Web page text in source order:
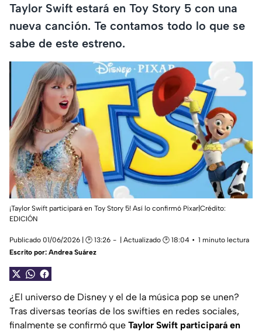
Taylor Swift estará en Toy Story 5 con una
nueva canción. Te contamos todo lo que se
sabe de este estreno.
¡Taylor Swift participará en Toy Story 5! Así lo confirmó Pixar|Crédito:
EDICIÓN
Publicado 01/06/2026 | 🕑 13:26 | Actualizado 🕑 18:04
1 minuto lectura
Escrito por: Andrea Suárez
¿El universo de Disney y el de la música pop se unen?
Tras diversas teorías de los swifties en redes sociales,
finalmente se confirmó que Taylor Swift participará en